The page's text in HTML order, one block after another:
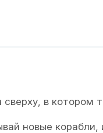
в котором
новые